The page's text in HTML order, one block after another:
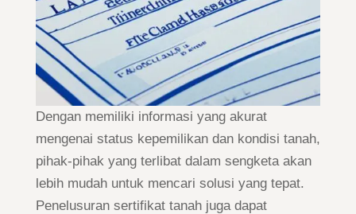
Dengan memiliki informasi yang akurat
mengenai status kepemilikan dan kondisi tanah,
pihak-pihak yang terlibat dalam sengketa akan
lebih mudah untuk mencari solusi yang tepat.
Penelusuran sertifikat tanah juga dapat